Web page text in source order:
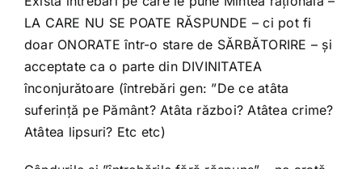
LA CARE NU SE POATE RĂSPUNDE – ci pot fi
doar ONORATE într-o stare de SĂRBĂTORIRE – și
acceptate ca o parte din DIVINITATEA
înconjurătoare (întrebări gen: ”De ce atâta
suferință pe Pământ? Atâta război? Atâtea crime?
Atâtea lipsuri? Etc etc)